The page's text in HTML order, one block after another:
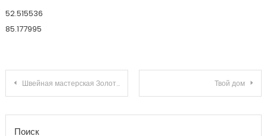
52.515536
85.177995
Навигация по записям
Швейная мастерская Золотые руки в Алуште Твой дом
Поиск